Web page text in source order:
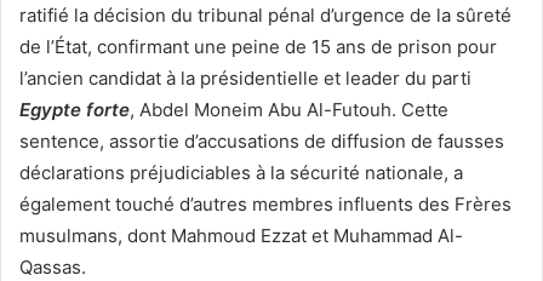
ratifié la décision du tribunal pénal d’urgence de la sûreté
de l’État, confirmant une peine de 15 ans de prison pour
l’ancien candidat à la présidentielle et leader du parti
Egypte forte, Abdel Moneim Abu Al-Futouh. Cette
sentence, assortie d’accusations de diffusion de fausses
déclarations préjudiciables à la sécurité nationale, a
également touché d’autres membres influents des Frères
musulmans, dont Mahmoud Ezzat et Muhammad Al-
Qassas.